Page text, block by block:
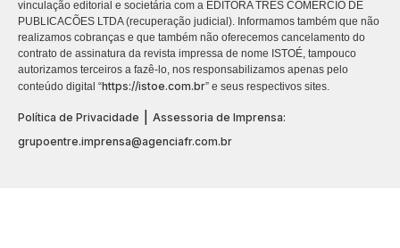
vinculação editorial e societária com a EDITORA TRES COMÉRCIO DE
PUBLICACÕES LTDA (recuperação judicial). Informamos também que não
realizamos cobranças e que também não oferecemos cancelamento do
contrato de assinatura da revista impressa de nome ISTOÉ, tampouco
autorizamos terceiros a fazê-lo, nos responsabilizamos apenas pelo
conteúdo digital “https://istoe.com.br” e seus respectivos sites.
Política de Privacidade
Assessoria de Imprensa:
grupoentre.imprensa@agenciafr.com.br